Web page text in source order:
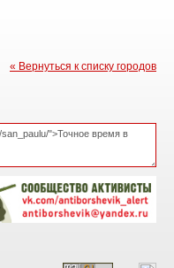
« Вернуться к списку городов